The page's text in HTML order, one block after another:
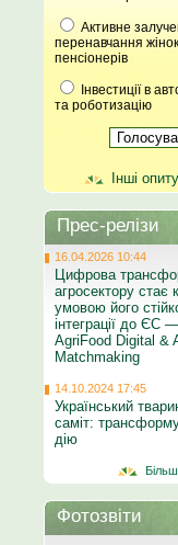
Активне
перенавчання
пенсіонерів
Інвестиції в
та роботизацію
Інші
Прес-релізи
16.04.2026 10:44
Цифрова
агросектору
умовою його
інтеграції до ЄС
AgriFood Digital &
Matchmaking
14.10.2024 17:45
Український
саміт:
дію
Фотозвіти